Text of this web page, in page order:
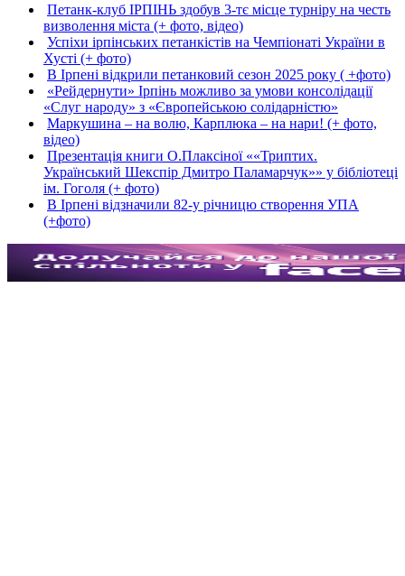
Петанк-клуб ІРПІНЬ здобув 3-тє місце турніру на честь
визволення міста (+ фото, відео)
Успіхи ірпінських петанкістів на Чемпіонаті України в
Хусті (+ фото)
В Ірпені відкрили петанковий сезон 2025 року ( +фото)
«Рейдернути» Ірпінь можливо за умови консолідації
«Слуг народу» з «Європейською солідарністю»
Маркушина – на волю, Карплюка – на нари! (+ фото,
відео)
Презентація книги О.Плаксіної ««Триптих.
Український Шекспір Дмитро Паламарчук»» у бібліотеці
ім. Гоголя (+ фото)
В Ірпені відзначили 82-у річницю створення УПА
(+фото)